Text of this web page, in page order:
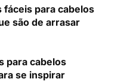
fáceis para cabelos
são de arrasar
para cabelos
se inspirar